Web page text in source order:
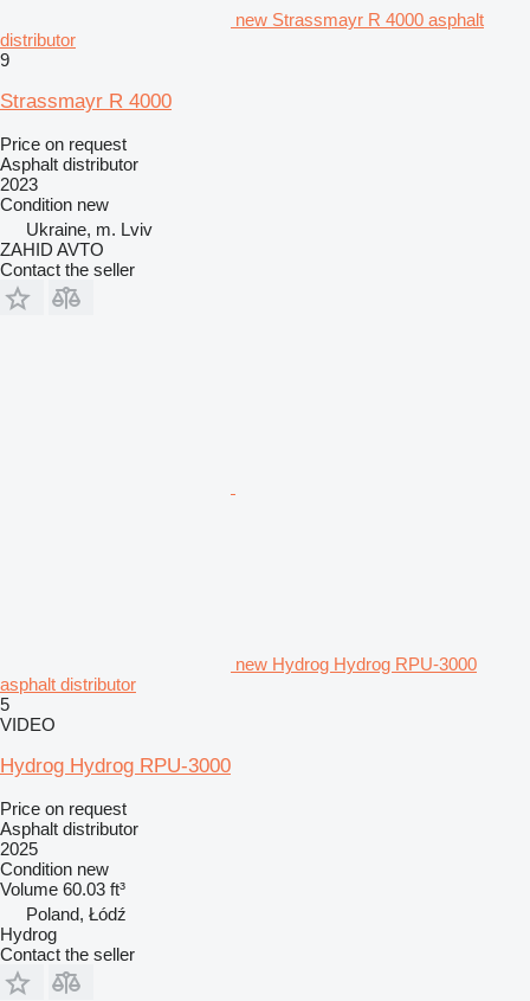
new Strassmayr R 4000 asphalt
distributor
9
Strassmayr R 4000
Price on request
Asphalt distributor
2023
Condition new
Ukraine, m. Lviv
ZAHID AVTO
Contact the seller
new Hydrog Hydrog RPU-3000
asphalt distributor
5
VIDEO
Hydrog Hydrog RPU-3000
Price on request
Asphalt distributor
2025
Condition new
Volume 60.03 ft³
Poland, Łódź
Hydrog
Contact the seller